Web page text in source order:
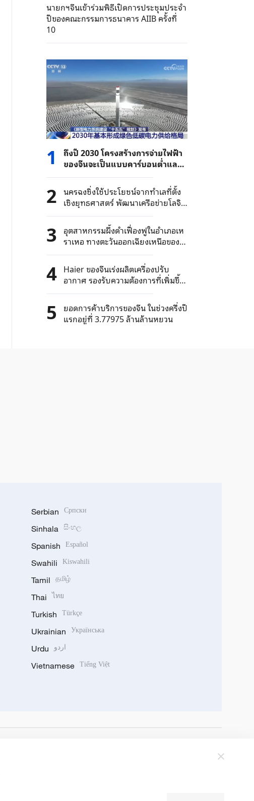
นายกฯจีนเข้าร่วมพิธีเปิดการประชุมประจำ
ปีของคณะกรรมการธนาคาร AIIB ครั้งที่
10
1
ถึงปี 2030 โครงสร้างการจ่ายไฟฟ้า
ของจีนจะเป็นแบบคาร์บอนต่ำและ
เป็นมิตรกับสิ่งแวดล้อม
2 นครฉงชิ่งใช้ประโยชน์จากทำเลที่ตั้ง
เชิงยุทธศาสตร์ พัฒนาเครือข่ายโลจิ
สติกส์แบบครบวงจร
3 อุตสาหกรรมผึ้งดำเฟื่องฟูในอำเภอเห
ราเหอ ทางตะวันออกเฉียงเหนือของ
จีน
4 Haier ของจีนเร่งผลิตเครื่องปรับ
อากาศ รองรับความต้องการที่เพิ่มขึ้น
ในยุโรป
5
ยอดการค้าบริการของจีน ในช่วงครึ่งปี
แรกอยู่ที่ 3.77975 ล้านล้านหยวน
Serbian Српски
Sinhala සිංහල
Spanish Español
Swahili Kiswahili
Tamil தமிழ்
Thai ไทย
Turkish Türkçe
Ukrainian Українська
Urdu اردو
Vietnamese Tiếng Việt